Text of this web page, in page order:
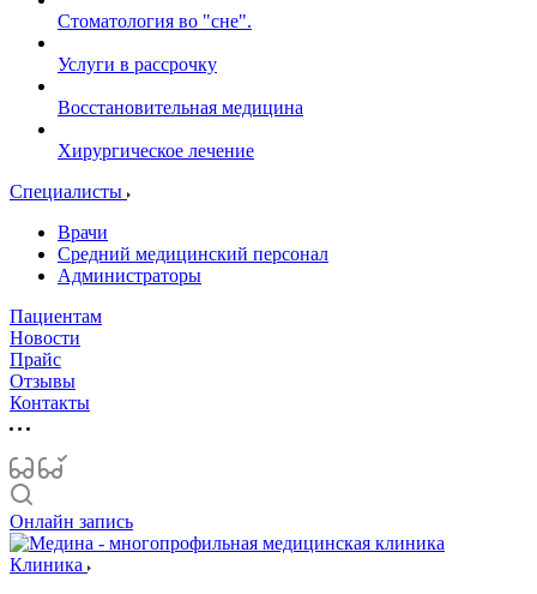
Стоматология во "сне".
Услуги в рассрочку
Восстановительная медицина
Хирургическое лечение
Специалисты
Врачи
Средний медицинский персонал
Администраторы
Пациентам
Новости
Прайс
Отзывы
Контакты
Онлайн запись
Клиника